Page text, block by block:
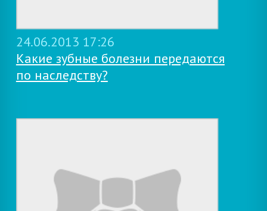
24.06.2013 17:26
Какие зубные болезни передаются
по наследству?